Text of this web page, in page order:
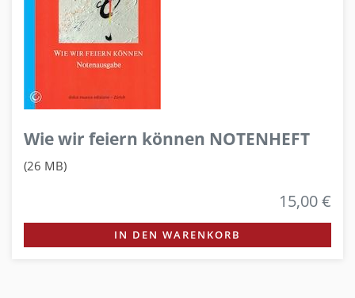
Wie wir feiern können NOTENHEFT
(26 MB)
15,00 €
IN DEN WARENKORB